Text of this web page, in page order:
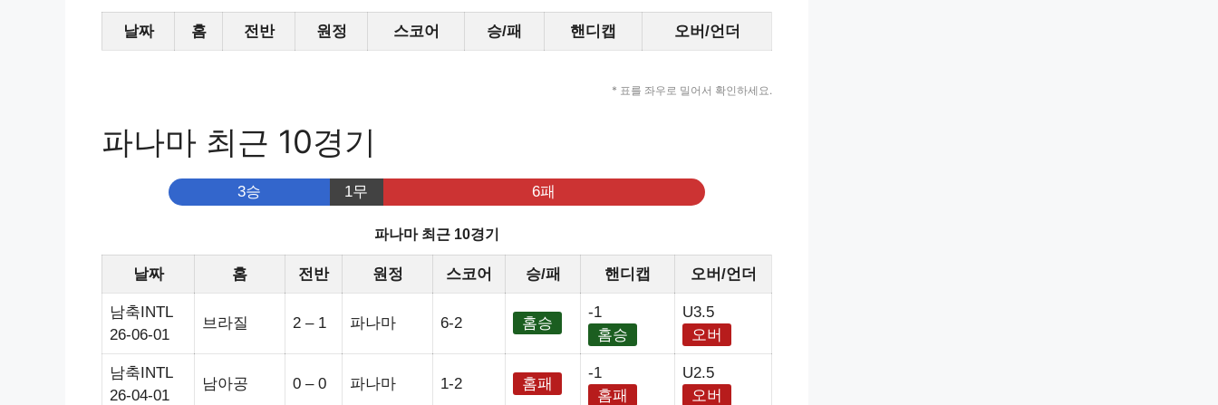
날짜 홈 전반 원정 스코어 승/패 핸디캡 오버/언더
* 표를 좌우로 밀어서 확인하세요.
파나마 최근 10경기
3승 1무 6패
파나마 최근 10경기
날짜 홈 전반 원정 스코어 승/패 핸디캡 오버/언더
남축INTL
26-06-01
브라질 2 – 1 파나마 6-2 홈승
-1
홈승
U3.5
오버
남축INTL
26-04-01
남아공 0 – 0 파나마 1-2 홈패
-1
홈패
U2.5
오버